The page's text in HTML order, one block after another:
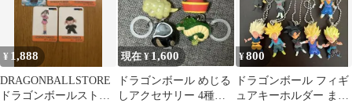
¥ 1,888
DRAGONBALLSTORE
ドラゴンボールスト
現在 ¥1,600
ドラゴンボール めじる
しアクセサリー 4種セ
¥800
ドラゴンボール フィギ
ュアキーホルダー まと